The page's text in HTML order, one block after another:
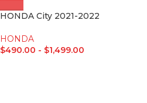
HONDA City 2021-2022
HONDA
$490.00 - $1,499.00